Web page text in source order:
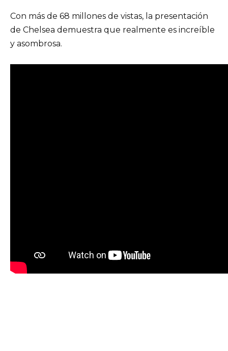
Con más de 68 millones de vistas, la presentación
de Chelsea demuestra que realmente es increíble
y asombrosa.